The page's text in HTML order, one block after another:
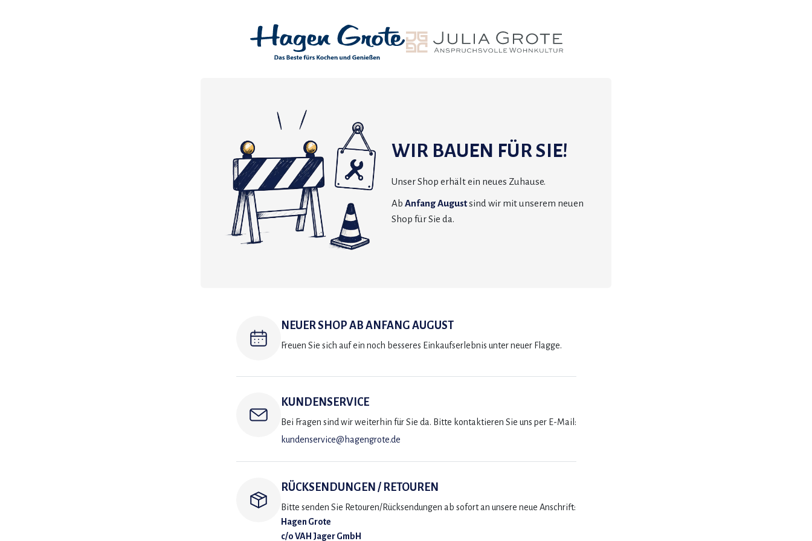
WIR BAUEN FÜR SIE!
Unser Shop erhält ein neues Zuhause.
Ab Anfang Augustsind wir mit unserem neuen
Shop für Sie da.
NEUER SHOP AB ANFANG AUGUST
Freuen Sie sich auf ein noch besseres Einkaufserlebnis unter neuer Flagge.
KUNDENSERVICE
Bei Fragen sind wir weiterhin für Sie da. Bitte kontaktieren Sie uns per E-Mail:
kundenservice@hagengrote.de
RÜCKSENDUNGEN / RETOUREN
Bitte senden Sie Retouren/Rücksendungen ab sofort an unsere neue Anschrift:
Hagen Grote
c/o VAH Jager GmbH